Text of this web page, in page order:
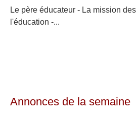
Le père éducateur - La mission
l'éducation -...
Annonces de la semaine